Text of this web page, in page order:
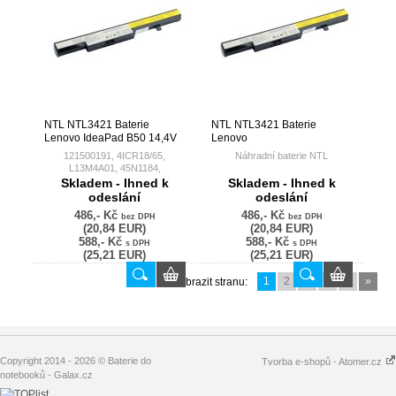
NTL NTL3421 Baterie
Lenovo IdeaPad B50 14,4V
2200mAh Li-Ion –
neoriginální
121500191, 4ICR18/65,
L13M4A01, 45N1184,
4ICR19/66, L13L4A01, 45N1185,
L12L4E55
Skladem - Ihned k
odeslání
486,- Kč bez DPH
(20,84 EUR)
588,- Kč s DPH
(25,21 EUR)
NTL NTL3421 Baterie
Lenovo
L12L4E55/L13L4A01/L13M4A01/
14,4V 2200mAh Li-Ion –
neoriginální
Náhradní baterie NTL
Baterie Lenovo IdeaPad B50
14,4V 2200mAh Li-Ion
121500191, 4ICR18/65,
L13M4A01, 45N1184,
4ICR19/66, L13L4A01, 45N1185,
L12L4E55
Skladem - Ihned k
odeslání
486,- Kč bez DPH
(20,84 EUR)
588,- Kč s DPH
(25,21 EUR)
Zobrazit stranu: 1 2 3 ... »
Copyright 2014 - 2026 © Baterie do
notebooků - Galax.cz
Tvorba e-shopů - Atomer.cz